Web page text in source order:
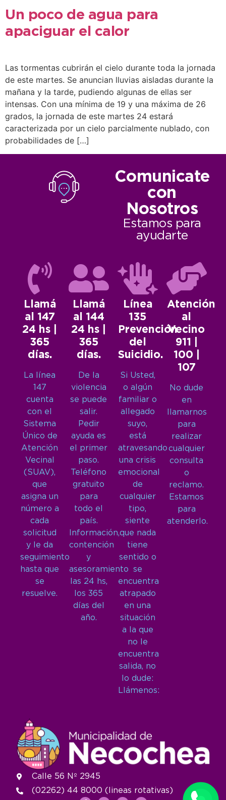
Un poco de agua para
apaciguar el calor
Las tormentas cubrirán el cielo durante toda la jornada
de este martes. Se anuncian lluvias aisladas durante la
mañana y la tarde, pudiendo algunas de ellas ser
intensas. Con una mínima de 19 y una máxima de 26
grados, la jornada de este martes 24 estará
caracterizada por un cielo parcialmente nublado, con
probabilidades de […]
Comunicate
con
Nosotros
Estamos para
ayudarte
Llamá
al 147
24 hs |
365
días.
La línea
147
cuenta
con el
Sistema
Único de
Atención
Vecinal
(SUAV),
que
asigna un
número a
cada
solicitud
y le da
seguimiento
hasta que
se
resuelve.
Llamá
al 144
24 hs |
365
días.
De la
violencia
se puede
salir.
Pedir
ayuda es
el primer
paso.
Teléfono
gratuito
para
todo el
país.
Información,
contención
y
asesoramiento
las 24 hs,
los 365
días del
año.
Línea
135
Prevención
del
Suicidio.
Si Usted,
o algún
familiar o
allegado
suyo,
está
atravesando
una crisis
emocional
de
cualquier
tipo,
siente
que nada
tiene
sentido o
se
encuentra
atrapado
en una
situación
a la que
no le
encuentra
salida, no
lo dude:
Llámenos:
Atención
al
Vecino
911 |
100 |
107
No dude
en
llamarnos
para
realizar
cualquier
consulta
o
reclamo.
Estamos
para
atenderlo.
Calle 56 Nº 2945
(02262) 44 8000 (lineas rotativas)